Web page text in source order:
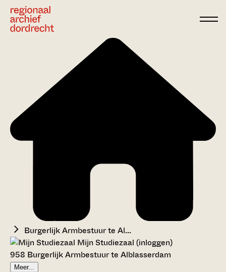
Burgerlijk Armbestuur te Al...
Mijn Studiezaal (inloggen)
958 Burgerlijk Armbestuur te Alblasserdam
Meer...